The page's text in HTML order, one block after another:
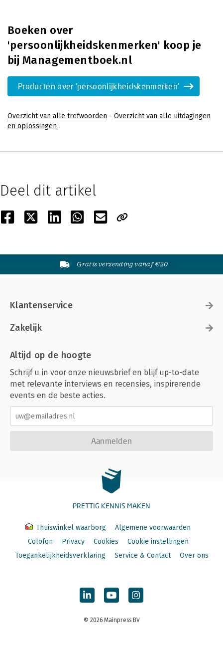
Boeken over
'persoonlijkheidskenmerken' koop je
bij Managementboek.nl
Producten over 'persoonlijkheidskenmerken'
Overzicht van alle trefwoorden - Overzicht van alle uitdagingen
en oplossingen
Deel dit artikel
Gratis verzending vanaf €20
Klantenservice
Zakelijk
Altijd op de hoogte
Schrijf u in voor onze nieuwsbrief en blijf up-to-date
met relevante interviews en recensies, inspirerende
events en de beste acties.
Aanmelden
PRETTIG KENNIS MAKEN
Thuiswinkel waarborg
Algemene voorwaarden
Colofon
Privacy Cookies
Cookie instellingen
Toegankelijkheidsverklaring
Service & Contact Over ons
© 2026 Mainpress BV